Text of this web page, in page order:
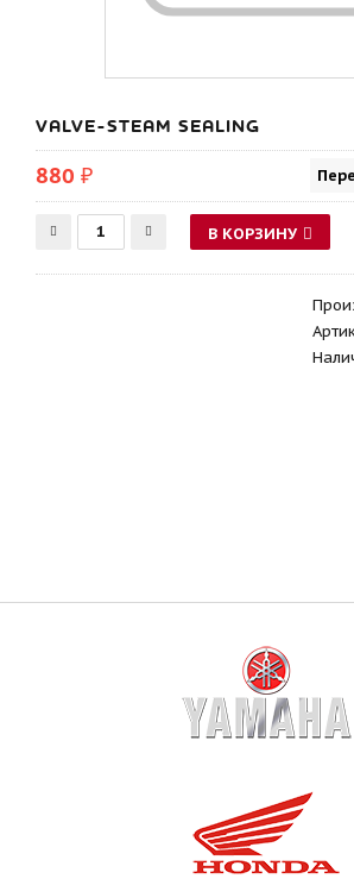
VALVE-STEAM SEALING
880 ₽
В КОРЗИНУ